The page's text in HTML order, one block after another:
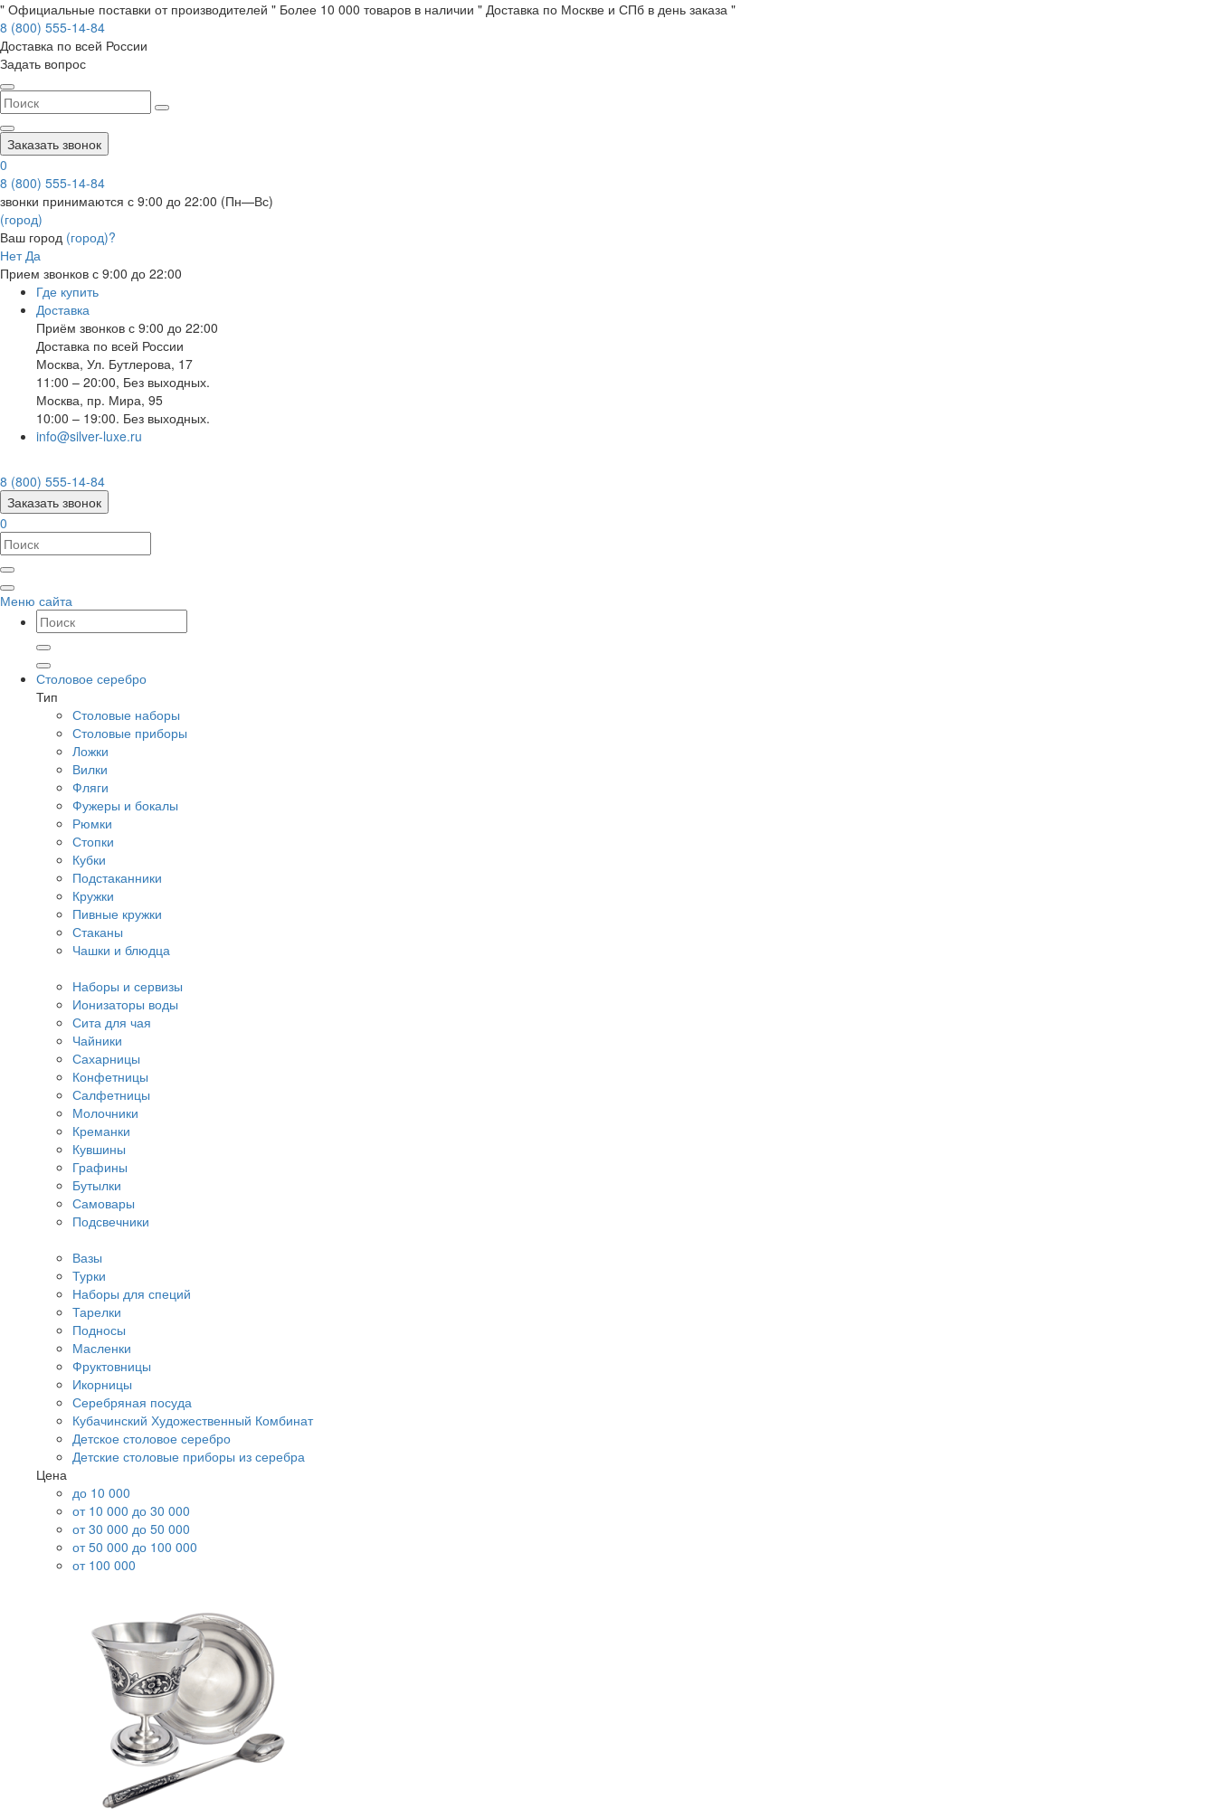
" Официальные поставки от производителей " Более 10 000 товаров в наличии " Доставка по Москве и СПб в день заказа "
8 (800) 555-14-84
Доставка по всей России
Задать вопрос
Заказать звонок
0
8 (800) 555-14-84
звонки принимаются с 9:00 до 22:00 (Пн—Вс)
(город)
Ваш город (город)?
Нет Да
Прием звонков с 9:00 до 22:00
Где купить
Доставка
Приём звонков с 9:00 до 22:00
Доставка по всей России
Москва, Ул. Бутлерова, 17
11:00 – 20:00, Без выходных.
Москва, пр. Мира, 95
10:00 – 19:00. Без выходных.
info@silver-luxe.ru
8 (800) 555-14-84
Заказать звонок
0
Меню сайта
Столовое серебро
Тип
Столовые наборы
Столовые приборы
Ложки
Вилки
Фляги
Фужеры и бокалы
Рюмки
Стопки
Кубки
Подстаканники
Кружки
Пивные кружки
Стаканы
Чашки и блюдца
Наборы и сервизы
Ионизаторы воды
Сита для чая
Чайники
Сахарницы
Конфетницы
Салфетницы
Молочники
Креманки
Кувшины
Графины
Бутылки
Самовары
Подсвечники
Вазы
Турки
Наборы для специй
Тарелки
Подносы
Масленки
Фруктовницы
Икорницы
Серебряная посуда
Кубачинский Художественный Комбинат
Детское столовое серебро
Детские столовые приборы из серебра
Цена
до 10 000
от 10 000 до 30 000
от 30 000 до 50 000
от 50 000 до 100 000
от 100 000